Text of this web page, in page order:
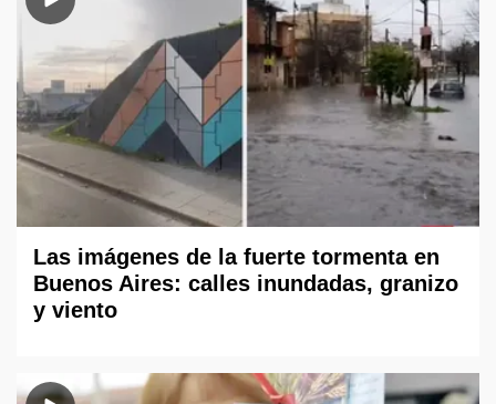
Las imágenes de la fuerte tormenta en
Buenos Aires: calles inundadas, granizo
y viento